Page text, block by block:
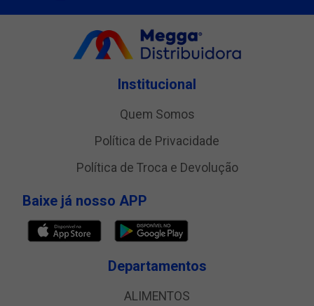
Institucional
Quem Somos
Política de Privacidade
Política de Troca e Devolução
Baixe já nosso APP
Departamentos
ALIMENTOS